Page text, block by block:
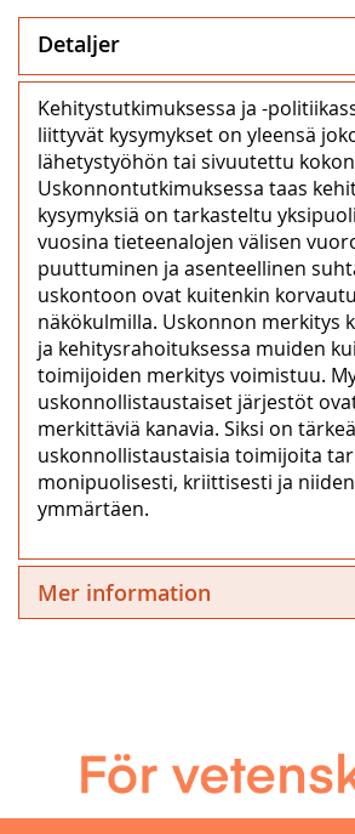
Detaljer
Kehitystutkimuksessa ja -
liittyvät kysymykset on yleensä
lähetystyöhön tai sivuutettu
Uskonnontutkimuksessa taas
kysymyksiä on tarkasteltu
vuosina tieteenalojen välisen
puuttuminen ja asenteellinen
uskontoon ovat kuitenkin
näkökulmilla. Uskonnon merkitys
ja kehitysrahoituksessa muiden
toimijoiden merkitys voimistuu.
uskonnollistaustaiset järjestöt
merkittäviä kanavia. Siksi on
uskonnollistaustaisia toimijoita
monipuolisesti, kriittisesti ja
ymmärtäen.
Mer information